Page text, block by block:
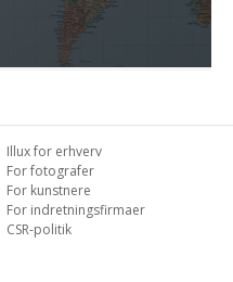
Illux for erhverv
For fotografer
For kunstnere
For indretningsfirmaer
CSR-politik